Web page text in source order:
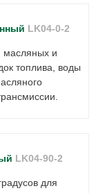
LK04-0-2
масляных и
топлива, воды
LK04-90-2
для